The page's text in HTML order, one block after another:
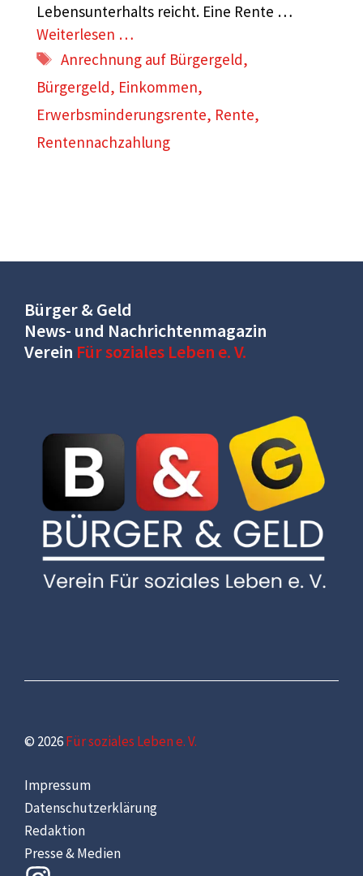
Lebensunterhalts reicht. Eine Rente …
Weiterlesen …
Schlagwörter
Anrechnung auf Bürgergeld,
Bürgergeld, Einkommen,
Erwerbsminderungsrente, Rente,
Rentennachzahlung
Bürger & Geld
News- und Nachrichtenmagazin
Verein Für soziales Leben e. V.
© 2026Für soziales Leben e. V.
Impressum
Datenschutzerklärung
Redaktion
Presse & Medien